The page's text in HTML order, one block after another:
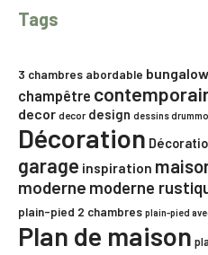
Tags
3 chambres abordable bungalow
champêtre
decor decor design dessins
Décoration
garage inspiration
moderne moderne
plain-pied 2 chambres plain-pied
Plan de maison